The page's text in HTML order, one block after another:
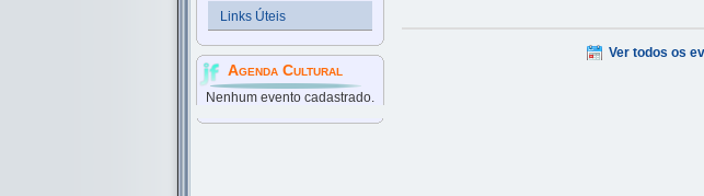
Links Úteis
Agenda Cultural
Nenhum evento cadastrado.
Ver todos os